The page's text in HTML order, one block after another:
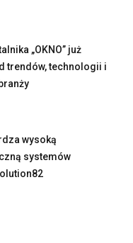
„OKNO” już
trendów, technologii i
wysoką
systemów